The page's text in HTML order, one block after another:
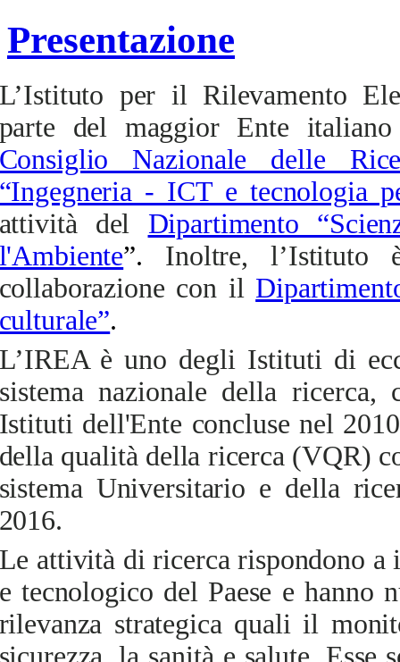
Presentazione
per il Rilevamento
del maggior Ente
Nazionale delle
- ICT e tecnologia
del Dipartimento
”. Inoltre,
con il
.
è uno degli Istituti di
nazionale della ricerca,
dell'Ente concluse nel
qualità della ricerca (VQR)
Universitario e della
attività di ricerca rispondono
tecnologico del Paese e hanno
strategica quali il